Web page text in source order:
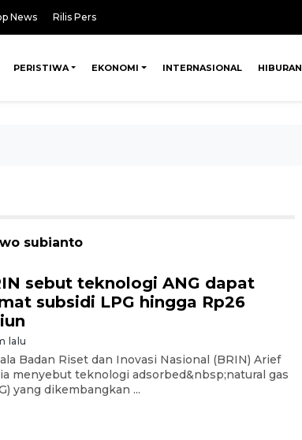
News Rilis Pers
PERISTIWA EKONOMI INTERNASIONAL HIBURAN
subianto
sebut teknologi ANG dapat
subsidi LPG hingga Rp26
lalu
Badan Riset dan Inovasi Nasional (BRIN) Arief
menyebut teknologi adsorbed&nbsp;natural gas
yang dikembangkan ...